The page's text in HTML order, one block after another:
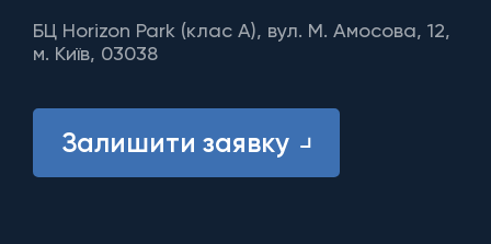
БЦ Horizon Park (клас A), вул. М. Амосова, 12,
м. Київ, 03038
Залишити заявку